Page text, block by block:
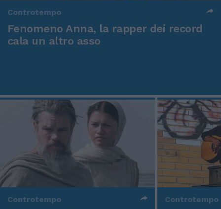
Controtempo
Fenomeno Anna, la rapper dei record
cala un altro asso
Controtempo Controtempo